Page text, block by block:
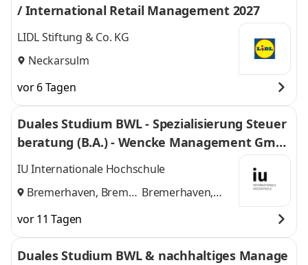
/ International Retail Management 2027
LIDL Stiftung & Co. KG
Neckarsulm
vor 6 Tagen
Duales Studium BWL - Spezialisierung Steuer
beratung (B.A.) - Wencke Management Gmb
H
IU Internationale Hochschule
Bremerhaven, Bremen Bremerhaven,
vor 11 Tagen
Duales Studium BWL & nachhaltiges Manage